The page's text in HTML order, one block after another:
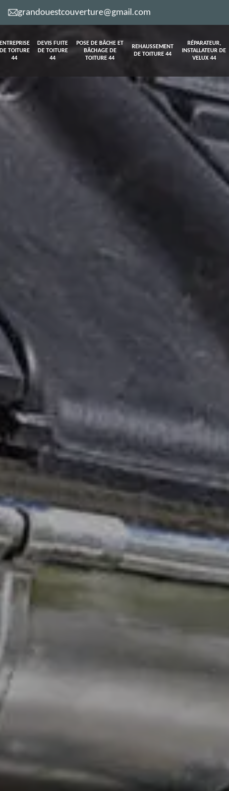
grandouestcouverture@gmail.com
ENTREPRISE
DE TOITURE
44
DEVIS FUITE
DE TOITURE
44
POSE DE BÂCHE ET
BÂCHAGE DE
TOITURE 44
REHAUSSEMENT
DE TOITURE 44
RÉPARATEUR,
INSTALLATEUR DE
VELUX 44